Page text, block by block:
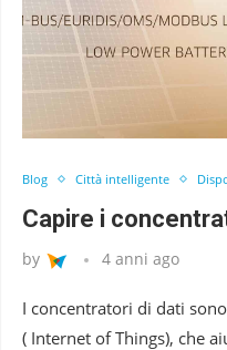
Blog Città intelligente
Capire i
by 4 anni ago
I concentratori di dati
( Internet of Things), che